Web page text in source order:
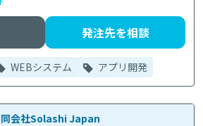
発注先を相談
WEBシステム アプリ開発
会社Solashi Japan